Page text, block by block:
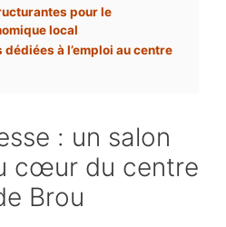
pour le
local
à l’emploi au centre
cœur du centre
Brou